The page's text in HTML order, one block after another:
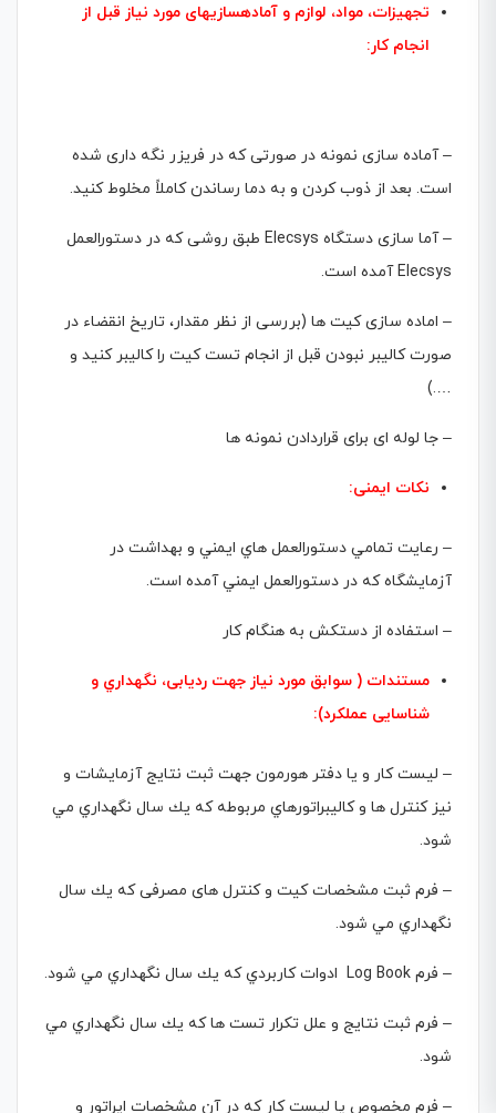
تجهیزات، مواد، لوازم و آماده­سازی­های مورد نیاز قبل از
انجام کار:
– آماده سازی نمونه در صورتی که در فریزر نگه داری شده
است. بعد از ذوب کردن و به دما رساندن کاملاً مخلوط کنید.
– آما سازی دستگاه Elecsys طبق روشی که در دستورالعمل
Elecsys آمده است.
– اماده سازی کیت ها (بررسی از نظر مقدار، تاریخ انقضاء در
صورت کالیبر نبودن قبل از انجام تست کیت را کالیبر کنید و
….)
– جا لوله ای برای قراردادن نمونه ها
نکات ایمنی:
– رعايت تمامي دستورالعمل هاي ايمني و بهداشت در
آزمايشگاه كه در دستورالعمل ايمني آمده است.
– استفاده از دستكش به هنگام كار
مستندات ( سوابق مورد نیاز جهت ردیابی، نگهداري و
شناسایی عملکرد):
– ليست كار و يا دفتر هورمون جهت ثبت نتايج آزمايشات و
نيز كنترل ها و كاليبراتورهاي مربوطه كه يك سال نگهداري مي
شود.
– فرم ثبت مشخصات کیت و کنترل های مصرفی كه يك سال
نگهداري مي شود.
– فرم Log Book ادوات كاربردي كه يك سال نگهداري مي شود.
– فرم ثبت نتايج و علل تكرار تست ها كه يك سال نگهداري مي
شود.
– فرم مخصوص یا لیست کار که در آن مشخصات اپراتور و